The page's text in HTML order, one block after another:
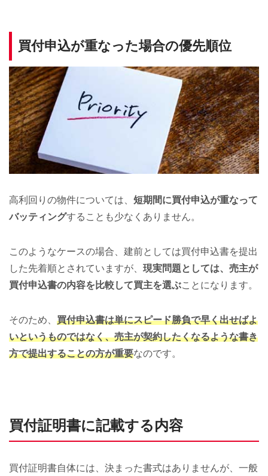
買付申込が重なった場合の優先順位
高利回りの物件については、 短期間に買付申込が重なって
バッティングすることも少なくありません。
このようなケースの場合、建前としては買付申込書を提出
した先着順とされていますが、 現実問題としては、売主が
買付申込書の内容を比較して買主を選ぶことになります。
そのため、 買付申込書は単にスピード勝負で早く出せばよ
いというものではなく、売主が契約したくなるような書き
方で提出することの方が重要なのです。
買付証明書に記載する内容
買付証明書自体には、決まった書式はありませんが、一般